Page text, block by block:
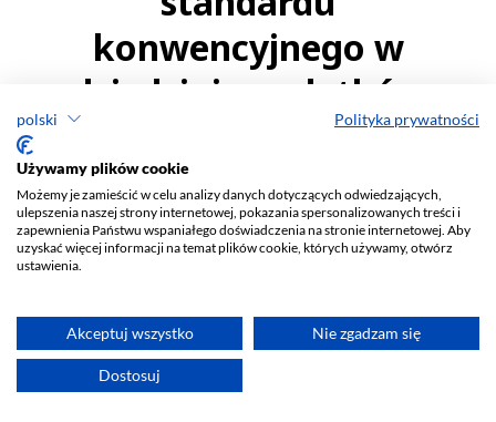
polski Polityka prywatności
Używamy plików cookie
Możemy je zamieścić w celu analizy danych dotyczących odwiedzających,
ulepszenia naszej strony internetowej, pokazania spersonalizowanych treści i
zapewnienia Państwu wspaniałego doświadczenia na stronie internetowej. Aby
uzyskać więcej informacji na temat plików cookie, których używamy, otwórz
ustawienia.
Akceptuj wszystko Nie zgadzam się
Dostosuj